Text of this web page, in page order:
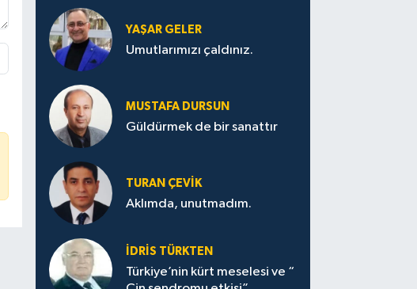
YAŞAR GELER
Umutlarımızı çaldınız.
MUSTAFA DURSUN
Güldürmek de bir sanattır
TURAN ÇEVİK
Aklımda, unutmadım.
İDRİS TÜRKTEN
Türkiye’nin kürt meselesi ve “